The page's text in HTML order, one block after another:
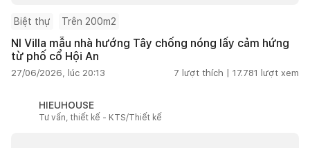
Biệt thự Trên 200m2
NI Villa mẫu nhà hướng Tây chống nóng lấy cảm hứng
từ phố cổ Hội An
27/06/2026, lúc 20:13 7 lượt thích | 17.781 lượt xem
HIEUHOUSE
Tư vấn, thiết kế - KTS/Thiết kế